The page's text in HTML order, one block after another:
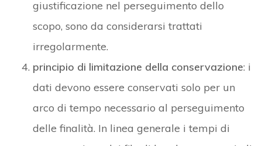
giustificazione nel perseguimento dello
scopo, sono da considerarsi trattati
irregolarmente.
principio di limitazione della conservazione: i
dati devono essere conservati solo per un
arco di tempo necessario al perseguimento
delle finalità. In linea generale i tempi di